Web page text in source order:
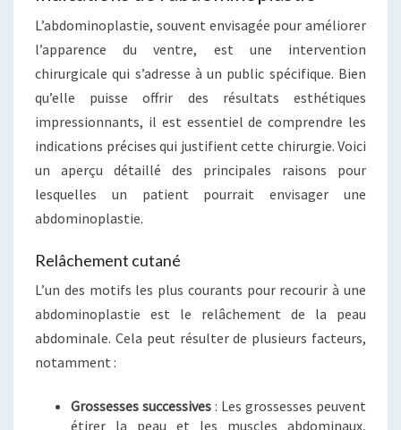
L’abdominoplastie, souvent envisagée pour améliorer
l’apparence du ventre, est une intervention
chirurgicale qui s’adresse à un public spécifique. Bien
qu’elle puisse offrir des résultats esthétiques
impressionnants, il est essentiel de comprendre les
indications précises qui justifient cette chirurgie. Voici
un aperçu détaillé des principales raisons pour
lesquelles un patient pourrait envisager une
abdominoplastie.
Relâchement cutané
L’un des motifs les plus courants pour recourir à une
abdominoplastie est le relâchement de la peau
abdominale. Cela peut résulter de plusieurs facteurs,
notamment :
Grossesses successives : Les grossesses peuvent
étirer la peau et les muscles abdominaux,